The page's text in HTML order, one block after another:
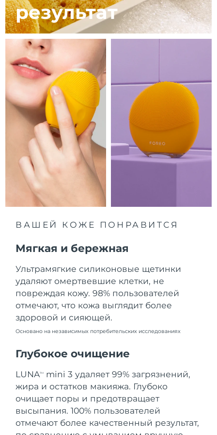
результат
ВАШЕЙ КОЖЕ ПОНРАВИТСЯ
Мягкая и бережная
Ультрамягкие силиконовые щетинки
удаляют омертвевшие клетки, не
повреждая кожу. 98% пользователей
отмечают, что кожа выглядит более
здоровой и сияющей.
Основано на независимых потребительских исследованиях
Глубокое очищение
LUNATM
mini 3 удаляет 99% загрязнений,
жира и остатков макияжа. Глубоко
очищает поры и предотвращает
высыпания. 100% пользователей
отмечают более качественный результат,
Израиль
Ожидаемая дата доставки
Италия
Япония
Ожидаемая дата доставки
8/13/26
Джерси
Ожидаемая дата доставки
8/15/26
Казахстан
Ожидаемая дата доставки
8/12/26
Кувейт
Латвия
Ливан
Ожидаемая дата доставки
Ожидаемая дата доставки
Люксембург
Ожидаемая дата доставки
8/10/26
Макао (САР)
Мальта
Ожидаемая дата доставки
8/10/26
Мексика
Ожидаемая дата доставки
Ожидаемая дата доставки